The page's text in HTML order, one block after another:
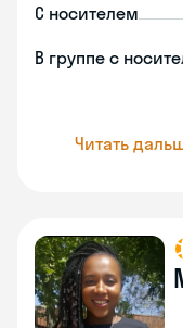
С носителем
В группе с
Читать